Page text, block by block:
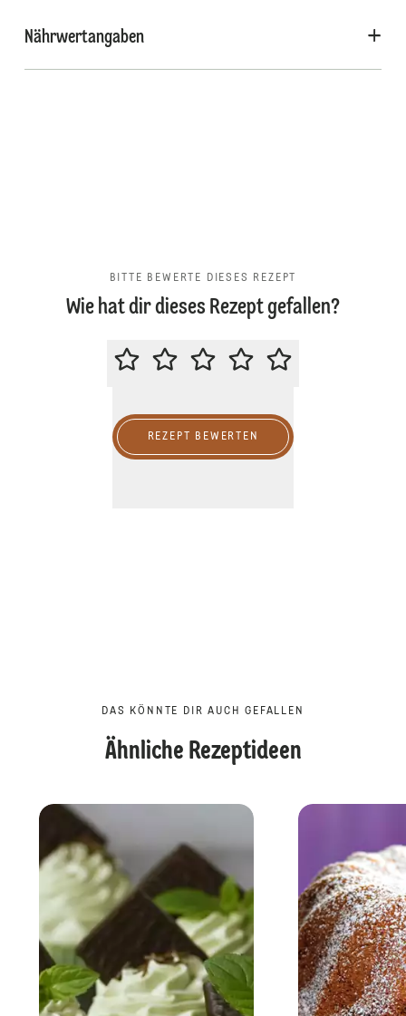
Nährwertangaben
BITTE BEWERTE DIESES REZEPT
Wie hat dir dieses Rezept gefallen?
BITTE BEWERTE DIESES REZEPT
REZEPT BEWERTEN
DAS KÖNNTE DIR AUCH GEFALLEN
Ähnliche Rezeptideen